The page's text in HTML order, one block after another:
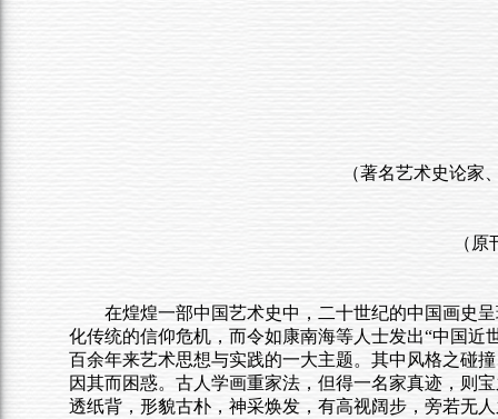
（著名艺术史论家
（
在煌煌一部中国艺术史中，二十世纪的中国画史
化传统的信仰危机，而令如康南海等人士发出“中国近
百余年来艺术思想与实践的一大主题。其中风格之碰
因其而困惑。古人学画重家法，但得一名家真迹，则
透纸背，形貌古朴，神采焕发，有高视阔步，旁若无